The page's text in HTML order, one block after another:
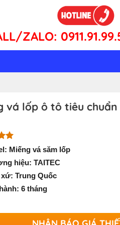
ZALO:
vá lốp ô tô tiêu chuẩn
5Miếng vá săm lốp
hiệu: TAITEC
Trung Quốc
6 tháng